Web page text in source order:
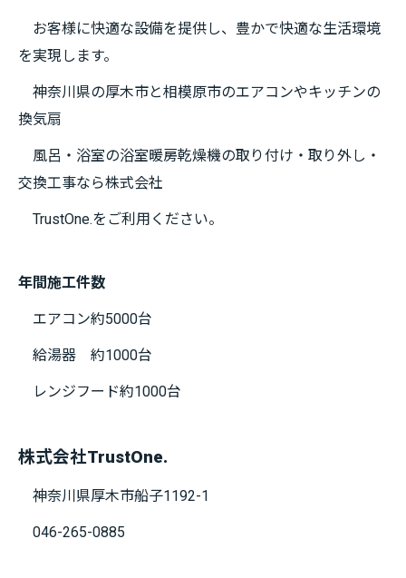
お客様に快適な設備を提供し、豊かで快適な生活環境
を実現します。
神奈川県の厚木市と相模原市のエアコンやキッチンの
換気扇
風呂・浴室の浴室暖房乾燥機の取り付け・取り外し・
交換工事なら株式会社
TrustOne.をご利用ください。
年間施工件数
エアコン約5000台
給湯器 約1000台
レンジフード約1000台
株式会社TrustOne.
神奈川県厚木市船子1192-1
046-265-0885